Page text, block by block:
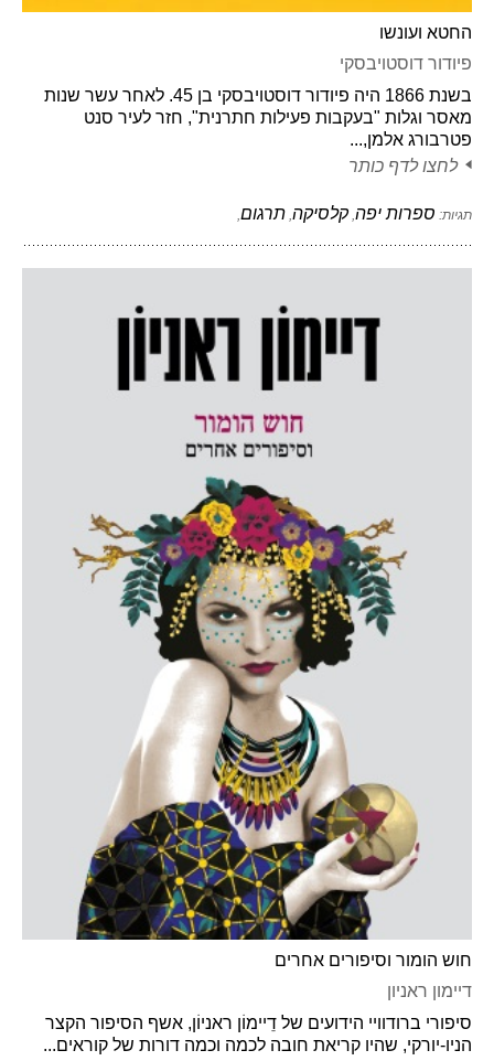
החטא ועונשו
פיודור דוסטויבסקי
בשנת 1866 היה פיודור דוסטויבסקי בן 45. לאחר עשר שנות
מאסר וגלות "בעקבות פעילות חתרנית", חזר לעיר סנט
פטרבורג אלמן,...
לחצו לדף כותר
תגיות: ספרות יפה ,קלסיקה תרגום
חוש הומור וסיפורים אחרים
דיימון ראניון
סיפורי ברודוויי הידועים של דֵיימוֹן ראניוֹן, אשף הסיפור הקצר
הניו-יורקי, שהיו קריאת חובה לכמה וכמה דורות של קוראים...